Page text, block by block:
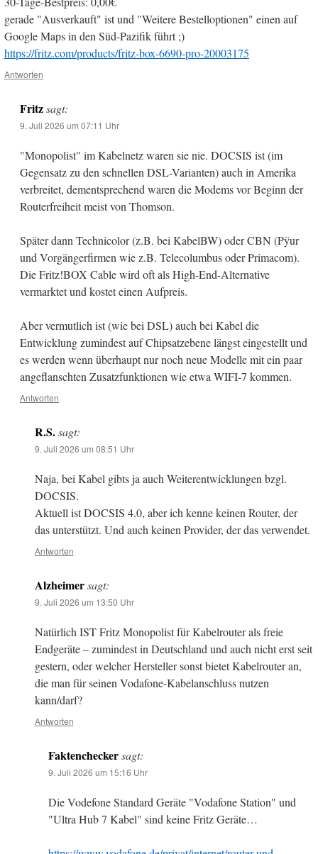
gerade "Ausverkauft" ist und "Weitere Bestelloptionen" einen auf
Google Maps in den Süd-Pazifik führt ;)
https://fritz.com/products/fritz-box-6690-pro-20003175
Antworten
Fritz sagt:
9. Juli 2026 um 07:11 Uhr
"Monopolist" im Kabelnetz waren sie nie. DOCSIS ist (im
Gegensatz zu den schnellen DSL-Varianten) auch in Amerika
verbreitet, dementsprechend waren die Modems vor Beginn der
Routerfreiheit meist von Thomson.
Später dann Technicolor (z.B. bei KabelBW) oder CBN (Pÿur
und Vorgängerfirmen wie z.B. Telecolumbus oder Primacom).
Die Fritz!BOX Cable wird oft als High-End-Alternative
vermarktet und kostet einen Aufpreis.
Aber vermutlich ist (wie bei DSL) auch bei Kabel die
Entwicklung zumindest auf Chipsatzebene längst eingestellt und
es werden wenn überhaupt nur noch neue Modelle mit ein paar
angeflanschten Zusatzfunktionen wie etwa WIFI-7 kommen.
Antworten
R.S. sagt:
9. Juli 2026 um 08:51 Uhr
Naja, bei Kabel gibts ja auch Weiterentwicklungen bzgl.
DOCSIS.
Aktuell ist DOCSIS 4.0, aber ich kenne keinen Router, der
das unterstützt. Und auch keinen Provider, der das verwendet.
Antworten
Alzheimer sagt:
9. Juli 2026 um 13:50 Uhr
Natürlich IST Fritz Monopolist für Kabelrouter als freie
Endgeräte – zumindest in Deutschland und auch nicht erst seit
gestern, oder welcher Hersteller sonst bietet Kabelrouter an,
die man für seinen Vodafone-Kabelanschluss nutzen
kann/darf?
Antworten
Faktencheckersagt:
9. Juli 2026 um 15:16 Uhr
Die Vodefone Standard Geräte "Vodafone Station" und
"Ultra Hub 7 Kabel" sind keine Fritz Geräte…